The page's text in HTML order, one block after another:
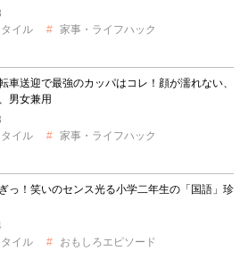
イル
家事・ライフハック
車送迎で最強のカッパはコレ！顔が濡れない、
男女兼用
イル
家事・ライフハック
っ！笑いのセンス光る小学二年生の「国語」珍
イル
おもしろエピソード